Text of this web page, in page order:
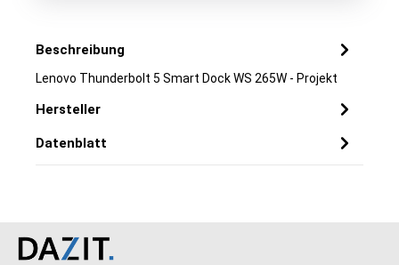
Beschreibung
Lenovo Thunderbolt 5 Smart Dock WS 265W - Projekt
Hersteller
Datenblatt